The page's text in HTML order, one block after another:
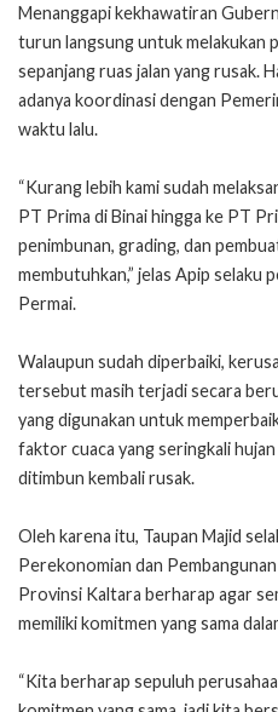
Menanggapi kekhawatiran
turun langsung untuk melakukan
sepanjang ruas jalan yang rusak.
adanya koordinasi dengan
waktu lalu.
“Kurang lebih kami sudah
PT Prima di Binai hingga ke PT
penimbunan, grading, dan
membutuhkan,” jelas Apip selaku
Permai.
Walaupun sudah diperbaiki,
tersebut masih terjadi secara
yang digunakan untuk
faktor cuaca yang seringkali
ditimbun kembali rusak.
Oleh karena itu, Taupan Majid
Perekonomian dan
Provinsi Kaltara berharap agar
memiliki komitmen yang sama
“Kita berharap sepuluh